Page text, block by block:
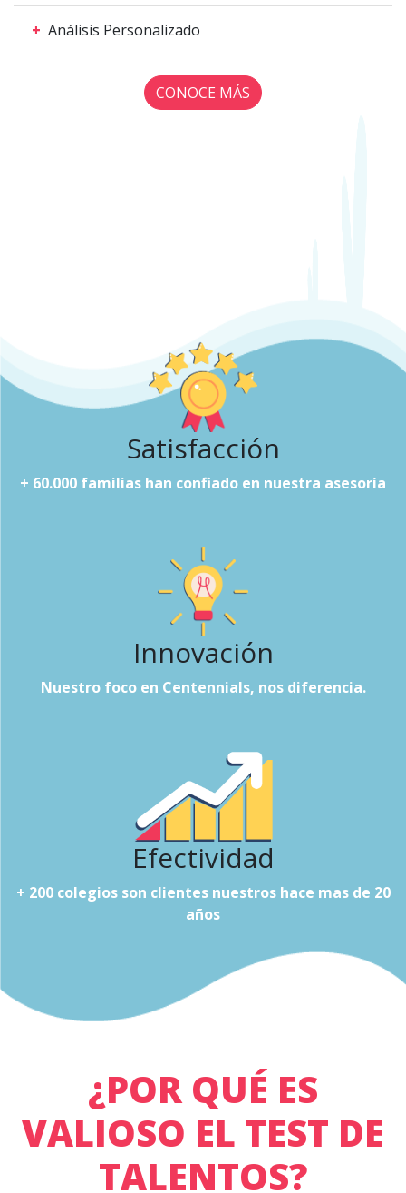
+ Análisis Personalizado
CONOCE MÁS
Satisfacción
+ 60.000 familias han confiado en nuestra asesoría
Innovación
Nuestro foco en Centennials, nos diferencia.
Efectividad
+ 200 colegios son clientes nuestros hace mas de 20
años
¿POR QUÉ ES
VALIOSO EL TEST DE
TALENTOS?